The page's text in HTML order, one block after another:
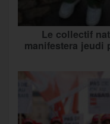
Le collectif
manifestera jeudi